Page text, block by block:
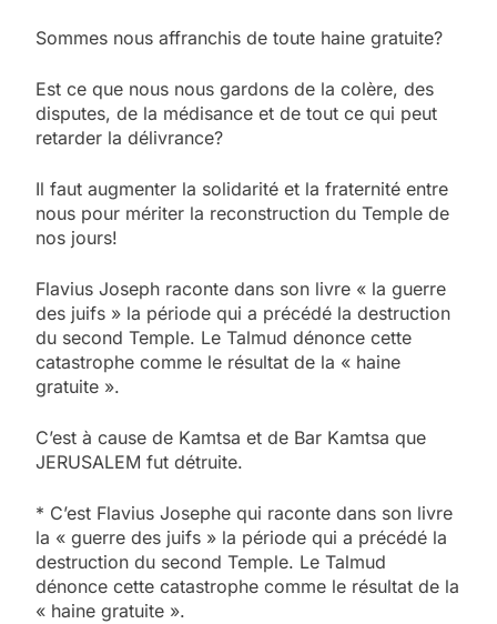
Sommes nous affranchis de toute haine gratuite?
Est ce que nous nous gardons de la colère, des
disputes, de la médisance et de tout ce qui peut
retarder la délivrance?
Il faut augmenter la solidarité et la fraternité entre
nous pour mériter la reconstruction du Temple de
nos jours!
Flavius Joseph raconte dans son livre « la guerre
des juifs » la période qui a précédé la destruction
du second Temple. Le Talmud dénonce cette
catastrophe comme le résultat de la « haine
gratuite ».
C’est à cause de Kamtsa et de Bar Kamtsa que
JERUSALEM fut détruite.
* C’est Flavius Josephe qui raconte dans son livre
la « guerre des juifs » la période qui a précédé la
destruction du second Temple. Le Talmud
dénonce cette catastrophe comme le résultat de la
« haine gratuite ».